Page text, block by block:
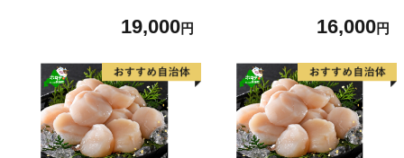
19,000円 16,000円